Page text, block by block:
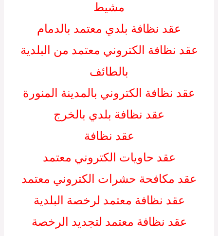
مشيط
عقد نظافة بلدي معتمد بالدمام
عقد نظافة الكتروني معتمد من البلدية
بالطائف
عقد نظافة الكتروني بالمدينة المنورة
عقد نظافة بلدي بالخرج
عقد نظافة
عقد حاويات الكتروني معتمد
عقد مكافحة حشرات الكتروني معتمد
عقد نظافة معتمد لرخصة البلدية
عقد نظافة معتمد لتجديد الرخصة